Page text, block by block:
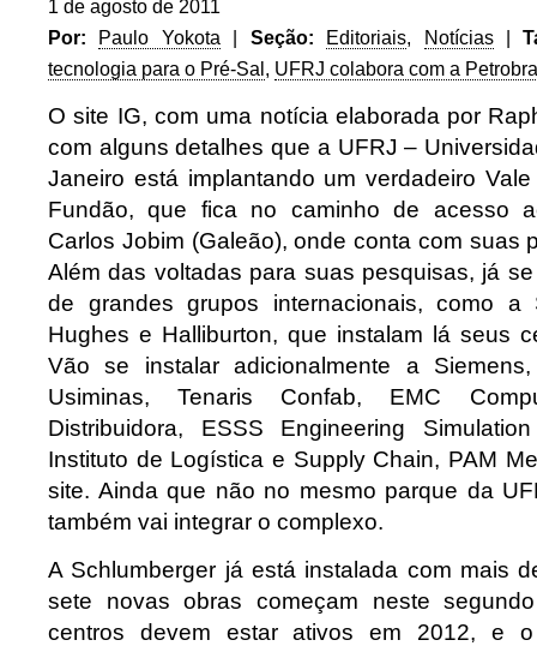
1 de agosto de 2011
Por:
Paulo Yokota | Seção: Editoriais, Notícias|
tecnologia para o Pré-Sal, UFRJ colabora com a
O site IG, com uma notícia elaborada por
com alguns detalhes que a UFRJ –
Janeiro está implantando um verdadeiro
Fundão, que fica no caminho de acesso
Carlos Jobim (Galeão), onde conta com suas
Além das voltadas para suas pesquisas, já
de grandes grupos internacionais, como a
Hughes e Halliburton, que instalam lá seus
Vão se instalar adicionalmente a
Usiminas, Tenaris Confab, EMC
Distribuidora, ESSS Engineering
Instituto de Logística e Supply Chain, PAM
site. Ainda que não no mesmo parque da
também vai integrar o complexo.
A Schlumberger já está instalada com mais
sete novas obras começam neste
centros devem estar ativos em 2012, e